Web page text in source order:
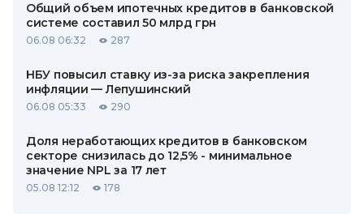
Общий объем ипотечных кредитов в банковской
системе составил 50 млрд грн
06.08 06:32 287
НБУ повысил ставку из-за риска закрепления
инфляции — Лепушинский
06.08 05:33 290
Доля неработающих кредитов в банковском
секторе снизилась до 12,5% - минимальное
значение NPL за 17 лет
05.08 12:12 178